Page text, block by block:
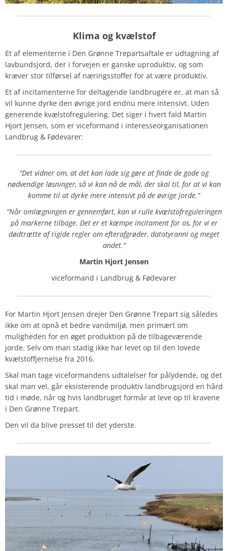
Klima og kvælstof
Et af elementerne i Den Grønne Trepartsaftale er udtagning af
lavbundsjord, der i forvejen er ganske uproduktiv, og som
kræver stor tilførsel af næringsstoffer for at være produktiv.
Et af incitamenterne for deltagende landbrugere er, at man så
vil kunne dyrke den øvrige jord endnu mere intensivt. Uden
generende kvælstofregulering. Det siger i hvert fald Martin
Hjort Jensen, som er viceformand i interesseorganisationen
Landbrug & Fødevarer:
“Det vidner om, at det kan lade sig gøre at finde de gode og
nødvendige løsninger, så vi kan nå de mål, der skal til, for at vi kan
komme til at dyrke mere intensivt på de øvrige jorde.”
“Når omlægningen er gennemført, kan vi rulle kvælstofreguleringen
på markerne tilbage. Det er et kæmpe incitament for os, for vi er
dødtrætte af rigide regler om efterafgrøder, datotyranni og meget
andet.”
Martin Hjort Jensen
viceformand i Landbrug & Fødevarer
For Martin Hjort Jensen drejer Den Grønne Trepart sig således
ikke om at opnå et bedre vandmiljø, men primært om
muligheden for en øget produktion på de tilbageværende
jorde. Selv om man stadig ikke har levet op til den lovede
kvælstoffjernelse fra 2016.
Skal man tage viceformandens udtalelser for pålydende, og det
skal man vel, går eksisterende produktiv landbrugsjord en hård
tid i møde, når og hvis landbruget formår at leve op til kravene
i Den Grønne Trepart.
Den vil da blive presset til det yderste.